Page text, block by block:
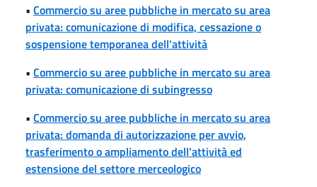
• Commercio su aree pubbliche in mercato su area
privata: comunicazione di modifica, cessazione o
sospensione temporanea dell'attività
• Commercio su aree pubbliche in mercato su area
privata: comunicazione di subingresso
• Commercio su aree pubbliche in mercato su area
privata: domanda di autorizzazione per avvio,
trasferimento o ampliamento dell'attività ed
estensione del settore merceologico